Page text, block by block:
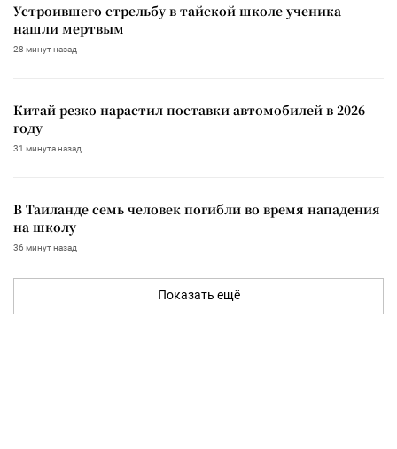
Устроившего стрельбу в тайской школе ученика
нашли мертвым
28 минут назад
Китай резко нарастил поставки автомобилей в 2026
году
31 минута назад
В Таиланде семь человек погибли во время нападения
на школу
36 минут назад
Показать ещё